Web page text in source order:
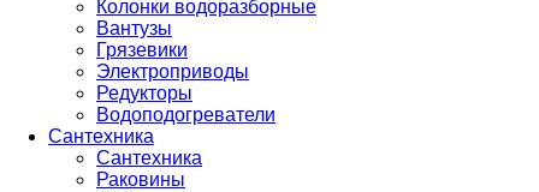
Колонки водоразборные
Вантузы
Грязевики
Электроприводы
Редукторы
Водоподогреватели
Сантехника
Сантехника
Раковины